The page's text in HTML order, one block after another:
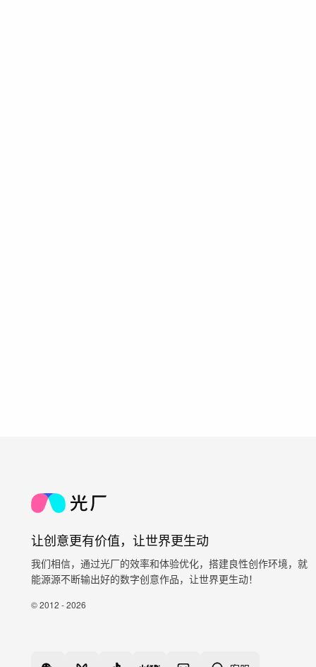
让创意更有价值，让世界更生动
我们相信，通过光厂的效率和体验优化，搭建良性创作环境，就
能源源不断输出好的数字创意作品，让世界更生动！
© 2012 - 2026